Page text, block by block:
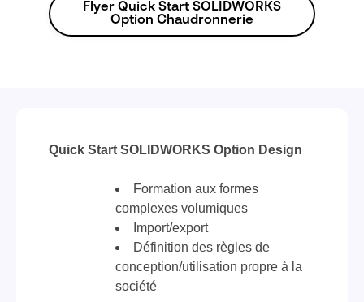
Flyer Quick Start SOLIDWORKS
Option Chaudronnerie
Quick Start SOLIDWORKS Option Design
Formation aux formes
complexes volumiques
Import/export
Définition des règles de
conception/utilisation propre à la
société